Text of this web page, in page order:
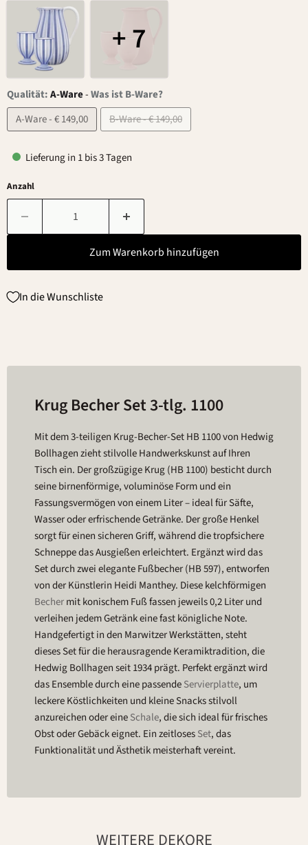
+ 7
Qualität:A-Ware-Was ist B-Ware?
A-Ware - € 149,00
B-Ware - € 149,00
Lieferung in 1 bis 3 Tagen
Anzahl
Zum Warenkorb hinzufügen
In die Wunschliste
Krug Becher Set 3-tlg. 1100
Mit dem 3-teiligen Krug-Becher-Set HB 1100 von Hedwig
Bollhagen zieht stilvolle Handwerkskunst auf Ihren
Tisch ein. Der großzügige Krug (HB 1100) besticht durch
seine birnenförmige, voluminöse Form und ein
Fassungsvermögen von einem Liter – ideal für Säfte,
Wasser oder erfrischende Getränke. Der große Henkel
sorgt für einen sicheren Griff, während die tropfsichere
Schneppe das Ausgießen erleichtert. Ergänzt wird das
Set durch zwei elegante Fußbecher (HB 597), entworfen
von der Künstlerin Heidi Manthey. Diese kelchförmigen
Bechermit konischem Fuß fassen jeweils 0,2 Liter und
verleihen jedem Getränk eine fast königliche Note.
Handgefertigt in den Marwitzer Werkstätten, steht
dieses Set für die herausragende Keramiktradition, die
Hedwig Bollhagen seit 1934 prägt. Perfekt ergänzt wird
das Ensemble durch eine passendeServierplatte, um
leckere Köstlichkeiten und kleine Snacks stilvoll
anzureichen oder eineSchale, die sich ideal für frisches
Obst oder Gebäck eignet. Ein zeitlosesSet, das
Funktionalität und Ästhetik meisterhaft vereint.
WEITERE DEKORE